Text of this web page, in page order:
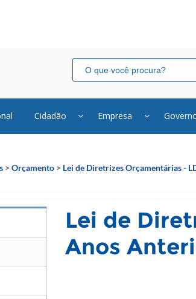
Cidadão Empresa
> Orçamento > ​​Lei de Diretrizes Orçamentárias -
​​Lei de
Anos